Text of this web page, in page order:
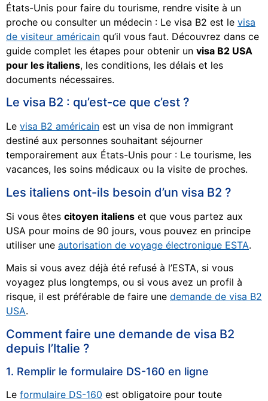
États-Unis pour faire du tourisme, rendre visite à un
proche ou consulter un médecin : Le visa B2 est le visa
de visiteur américain qu’il vous faut. Découvrez dans ce
guide complet les étapes pour obtenir un visa B2 USA
pour les italiens, les conditions, les délais et les
documents nécessaires.
Le visa B2 : qu’est-ce que c’est ?
Le visa B2 américain est un visa de non immigrant
destiné aux personnes souhaitant séjourner
temporairement aux États-Unis pour : Le tourisme, les
vacances, les soins médicaux ou la visite de proches.
Les italiens ont-ils besoin d’un visa B2 ?
Si vous êtes citoyen italiens et que vous partez aux
USA pour moins de 90 jours, vous pouvez en principe
utiliser une autorisation de voyage électronique ESTA.
Mais si vous avez déjà été refusé à l’ESTA, si vous
voyagez plus longtemps, ou si vous avez un profil à
risque, il est préférable de faire une demande de visa B2
USA.
Comment faire une demande de visa B2
depuis l’Italie ?
1. Remplir le formulaire DS-160 en ligne
Le formulaire DS-160 est obligatoire pour toute